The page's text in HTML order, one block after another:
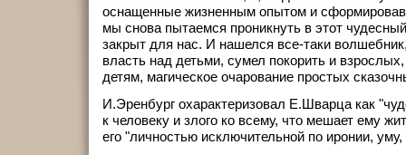
оснащенные жизненным опытом и
мы снова пытаемся проникнуть в этот
закрыт для нас. И нашелся все-таки
власть над детьми, сумел покорить и
детям, магическое очарование простых
И.Эренбург охарактеризовал Е.Шварца как
к человеку и злого ко всему, что мешает ему
его "личностью исключительной по иронии,